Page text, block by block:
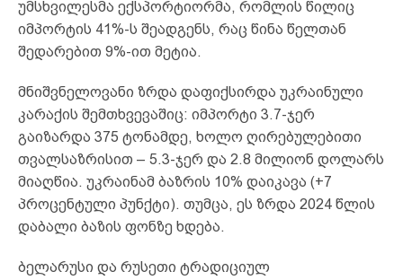
უმსხვილესმა ექსპორტიორმა, რომლის წილიც
იმპორტის 41%-ს შეადგენს, რაც წინა წელთან
შედარებით 9%-ით მეტია.
მნიშვნელოვანი ზრდა დაფიქსირდა უკრაინული
კარაქის შემთხვევაშიც: იმპორტი 3.7-ჯერ
გაიზარდა 375 ტონამდე, ხოლო ღირებულებითი
თვალსაზრისით – 5.3-ჯერ და 2.8 მილიონ დოლარს
მიაღწია. უკრაინამ ბაზრის 10% დაიკავა (+7
პროცენტული პუნქტი). თუმცა, ეს ზრდა 2024 წლის
დაბალი ბაზის ფონზე ხდება.
ბელარუსი და რუსეთი ტრადიციულ